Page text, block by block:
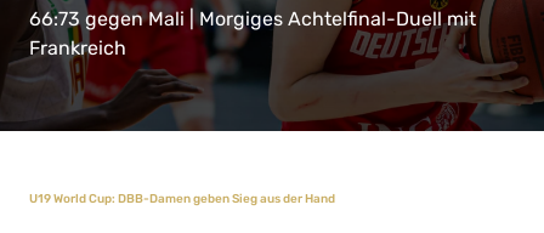
66:73 gegen Mali | Morgiges Achtelfinal-Duell mit
Frankreich
U19 World Cup: DBB-Damen geben Sieg aus der Hand